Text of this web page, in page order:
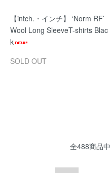
【intch.・インチ】 ‘Norm RF’
Wool Long SleeveT-shirts Blac
k
SOLD OUT
全488商品中